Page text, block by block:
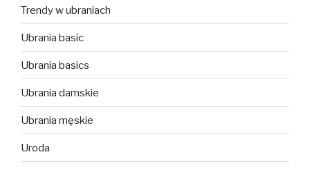
Trendy w ubraniach
Ubrania basic
Ubrania basics
Ubrania damskie
Ubrania męskie
Uroda